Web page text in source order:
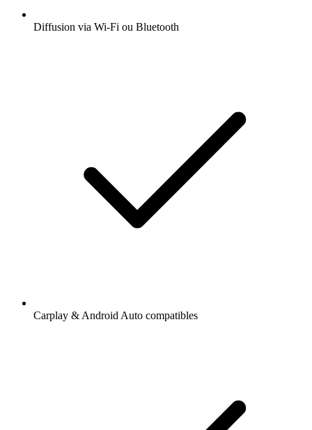
Diffusion via Wi-Fi ou Bluetooth
Carplay & Android Auto compatibles